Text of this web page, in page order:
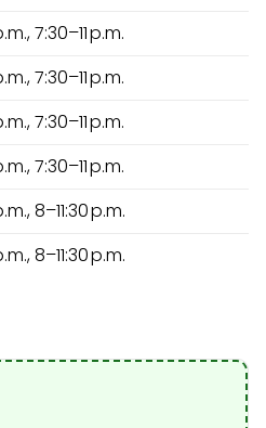
7:30–11 p.m.
7:30–11 p.m.
7:30–11 p.m.
7:30–11 p.m.
8–11:30 p.m.
8–11:30 p.m.